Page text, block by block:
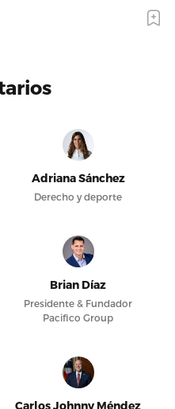
Adriana Sánchez
Derecho y deporte
Brian Díaz
Presidente & Fundador
Pacifico Group
Carlos Johnny Méndez